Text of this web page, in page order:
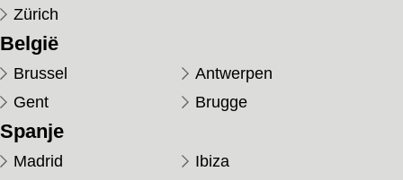
Zürich
België
Brussel
Antwerpen
Gent
Brugge
Spanje
Madrid
Ibiza